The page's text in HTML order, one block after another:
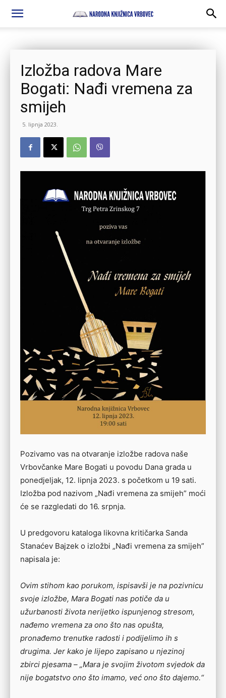
Izložba radova Mare
Bogati: Nađi vremena za
smijeh
5. lipnja 2023.
Pozivamo vas na otvaranje izložbe radova naše
Vrbovčanke Mare Bogati u povodu Dana grada u
ponedjeljak, 12. lipnja 2023. s početkom u 19 sati.
Izložba pod nazivom „Nađi vremena za smijeh” moći
će se razgledati do 16. srpnja.
U predgovoru kataloga likovna kritičarka Sanda
Stanaćev Bajzek o izložbi „Nađi vremena za smijeh”
napisala je:
Ovim stihom kao porukom, ispisavši je na pozivnicu
svoje izložbe, Mara Bogati nas potiče da u
užurbanosti života nerijetko ispunjenog stresom,
nađemo vremena za ono što nas opušta,
pronađemo trenutke radosti i podijelimo ih s
drugima. Jer kako je lijepo zapisano u njezinoj
zbirci pjesama – „Mara je svojim životom svjedok da
nije bogatstvo ono što imamo, već ono što dajemo.“